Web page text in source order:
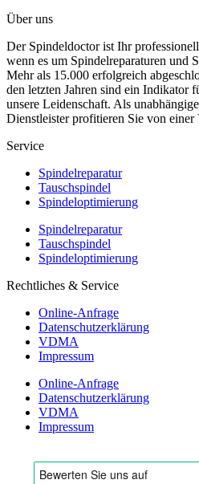
Über uns
Der Spindeldoctor ist Ihr
wenn es um Spindelreparaturen und
Mehr als 15.000 erfolgreich
den letzten Jahren sind ein Indikator
unsere Leidenschaft. Als
Dienstleister profitieren Sie von
Service
Spindelreparatur
Tauschspindel
Spindeloptimierung
Spindelreparatur
Tauschspindel
Spindeloptimierung
Rechtliches & Service
Online-Anfrage
Datenschutzerklärung
VDMA
Impressum
Online-Anfrage
Datenschutzerklärung
VDMA
Impressum